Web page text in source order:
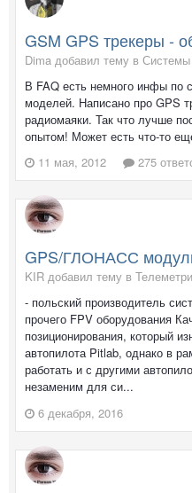
GSM GPS трекеры -
Dima добавил тему в Системы
В FAQ есть немного инфы по
моделей. Написано про GPS
радиомаяки. Так что лучше
опытом! Может есть что-то
11 мая, 2012
275
GPS/ГЛОНАСС
KIR добавил тему в
- польский производитель
прочего FPV оборудования
позиционирования, который
автопилота Pitlab, однако в
работать и с другими
незаменим для си...
6 декабря, 2016